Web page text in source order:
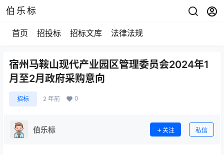
伯乐标
首页 招投标 招标文库 法律法规
宿州马鞍山现代产业园区管理委员会2024年1
月至2月政府采购意向
招标 2 年前 0
伯乐标 关注 私信